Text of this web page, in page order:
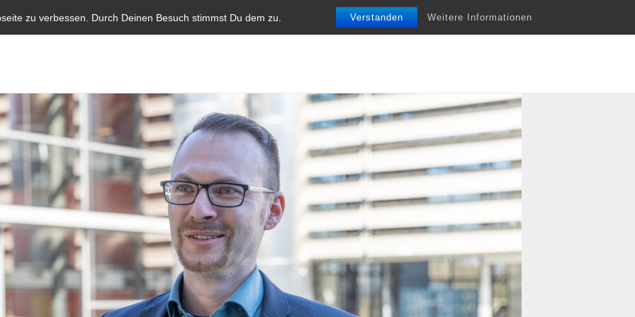
zu verbessen. Durch Deinen Besuch stimmst Du dem zu. Verstanden Weitere Informationen
Start Aktuelles Blauer Brief Parlamentarische Infobriefe Termine Vita Unterstützung